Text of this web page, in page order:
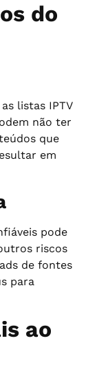
do
listas IPTV
não ter
que
em
pode
riscos
de fontes
para
ao